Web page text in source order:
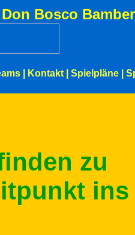
Don Bosco
Kontakt Spielpläne
zu
ins